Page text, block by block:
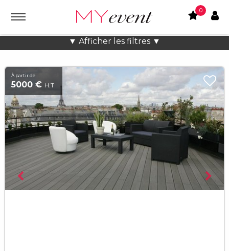
0
▼ Afficher les filtres ▼
Location lieux et salles atypiques
À partir de
5000 € H.T